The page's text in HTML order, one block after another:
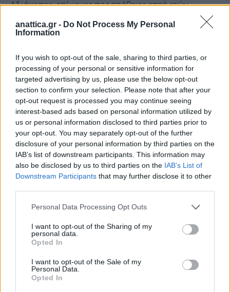
anattica.gr - Do Not Process My Personal
Information
If you wish to opt-out of the sale, sharing to third parties, or
processing of your personal or sensitive information for
targeted advertising by us, please use the below opt-out
section to confirm your selection. Please note that after your
opt-out request is processed you may continue seeing
interest-based ads based on personal information utilized by
us or personal information disclosed to third parties prior to
your opt-out. You may separately opt-out of the further
disclosure of your personal information by third parties on the
IAB’s list of downstream participants. This information may
also be disclosed by us to third parties on the IAB’s List of
Downstream Participants that may further disclose it to other
Personal Data Processing Opt Outs
I want to opt-out of the Sharing of my
personal data.
Opted In
I want to opt-out of the Sale of my
Personal Data.
Opted In
Αδιάκοπες, επίμονες προσπάθειες επτά ετών,
έφτασαν, έτσι να δώσουν πλέον καρπούς και μια
ακόμη υπόσχεσή μας παίρνει σάρκα και οστά.
Θέλω να ευχαριστήσω θερμά:
τον μέγα ευεργέτη της περιοχής μας, Αθανάσιο
Μαρτίνο, για τη χρηματοδότηση των μελετών του
έργου,
τους συνεργάτες μου, αιρετούς και υπηρεσιακούς,
που συνεισέφεραν στην προσπάθεια με όλη τους
την καρδιά
τον Μάκη Βορίδη, Βουλευτή Ανατολικής Αττικής,
για τη στήριξη του εγχειρήματος από το 2019 μέχρι
σήμερα
τον Αναπληρωτή Υπουργό Εθνικής Οικονομίας και
Οικονομικών, Νικόλαο Παπαθανάση, για το
ενδιαφέρον που έδειξε σ’ ένα ζήτημα που